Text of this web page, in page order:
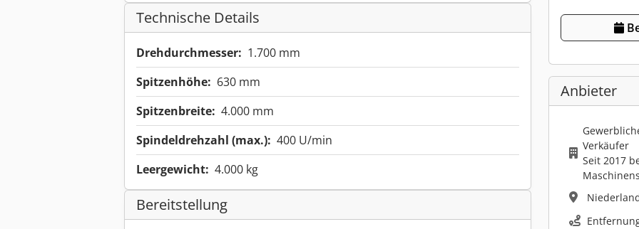
Technische Details
Drehdurchmesser: 1.700 mm
Spitzenhöhe: 630 mm
Spitzenbreite: 4.000 mm
Spindeldrehzahl (max.): 400 U/min
Leergewicht: 4.000 kg
Bereitstellung
Anbieter
Verkäufer
Seit 2017